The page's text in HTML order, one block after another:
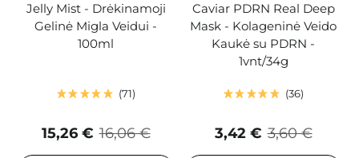
Jelly Mist - Drėkinamoji
Gelinė Migla Veidui -
100ml
71
16,06 €
15,26 €
Caviar PDRN Real Deep
Mask - Kolageninė Veido
Kaukė su PDRN -
1vnt/34g
36
3,60 €
3,42 €